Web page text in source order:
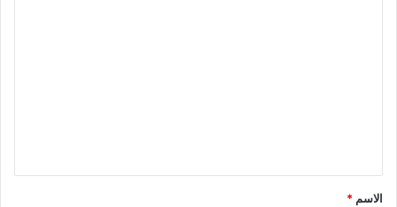
*
الاسم *